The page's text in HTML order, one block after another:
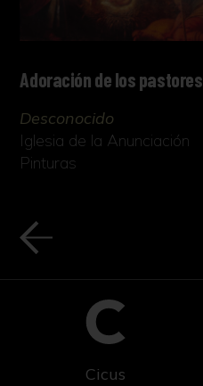
Adoración de los pastores
Desconocido
Iglesia de la Anunciación
Pinturas
Cicus